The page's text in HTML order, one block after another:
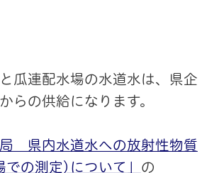
瓜連配水場の水道水は、県企
らの供給になります。
局 県内水道水への放射性物質
の測定)について」 の